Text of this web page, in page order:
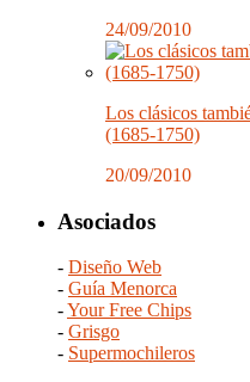
24/09/2010
Los clásicos
(1685-1750)
20/09/2010
Asociados
- Diseño Web
- Guía Menorca
-Your Free Chips
- Grisgo
- Supermochileros